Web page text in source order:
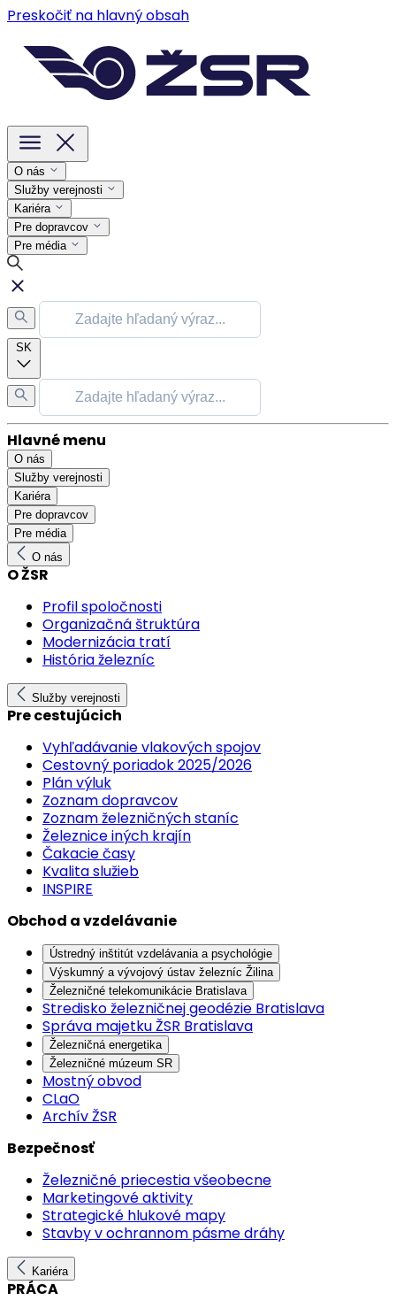
Preskočiť na hlavný obsah
O nás
Služby verejnosti
Kariéra
Pre dopravcov
Pre média
SK
Hlavné menu
O nás
Služby verejnosti
Kariéra
Pre dopravcov
Pre média
O nás
O ŽSR
Profil spoločnosti
Organizačná štruktúra
Modernizácia tratí
História železníc
Služby verejnosti
Pre cestujúcich
Vyhľadávanie vlakových spojov
Cestovný poriadok 2025/2026
Plán výluk
Zoznam dopravcov
Zoznam železničných staníc
Železnice iných krajín
Čakacie časy
Kvalita služieb
INSPIRE
Obchod a vzdelávanie
Ústredný inštitút vzdelávania a psychológie
Výskumný a vývojový ústav železníc Žilina
Železničné telekomunikácie Bratislava
Stredisko železničnej geodézie Bratislava
Správa majetku ŽSR Bratislava
Železničná energetika
Železničné múzeum SR
Mostný obvod
CLaO
Archív ŽSR
Bezpečnosť
Železničné priecestia všeobecne
Marketingové aktivity
Strategické hlukové mapy
Stavby v ochrannom pásme dráhy
Kariéra
PRÁCA